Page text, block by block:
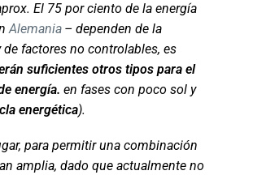
El 75 por ciento de la energía
Alemania – dependen de la
de factores no controlables, es
suficientes otros tipos para el
energía. en fases con poco sol y
energética).
para permitir una combinación
amplia, dado que actualmente no